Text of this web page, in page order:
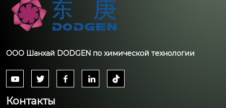
ООО Шанхай DODGEN по химической технологии
    
Контакты